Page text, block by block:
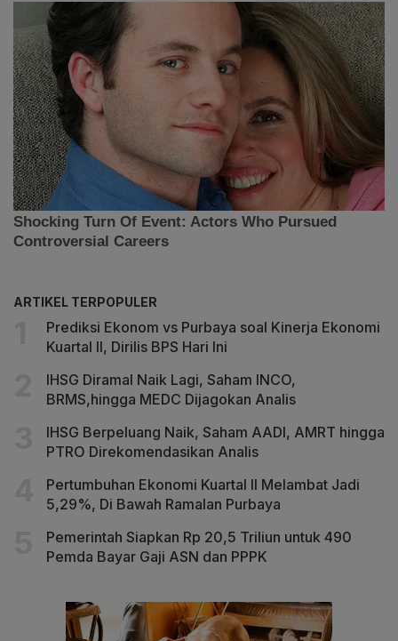
ARTIKEL TERPOPULER
Prediksi Ekonom vs Purbaya soal Kinerja Ekonomi
Kuartal II, Dirilis BPS Hari Ini
IHSG Diramal Naik Lagi, Saham INCO,
BRMS,hingga MEDC Dijagokan Analis
IHSG Berpeluang Naik, Saham AADI, AMRT hingga
PTRO Direkomendasikan Analis
Pertumbuhan Ekonomi Kuartal II Melambat Jadi
5,29%, Di Bawah Ramalan Purbaya
Pemerintah Siapkan Rp 20,5 Triliun untuk 490
Pemda Bayar Gaji ASN dan PPPK